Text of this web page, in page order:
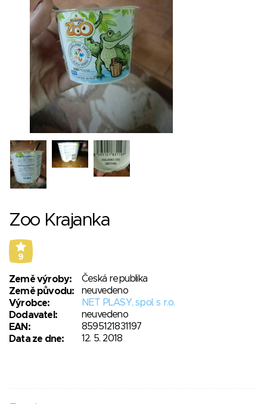
Zoo Krajanka
9
Země výroby:
Česká republika
Země původu:
neuvedeno
Výrobce:
NET PLASY, spol. s r.o.
Dodavatel:
neuvedeno
EAN:
8595121831197
Data ze dne:
12. 5. 2018